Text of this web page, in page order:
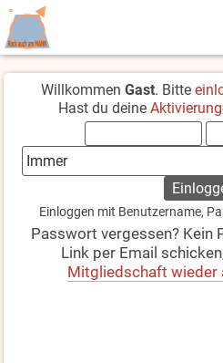
Willkommen Gast. Bitte
Hast du deine
Einloggen mit Benutzername,
Passwort vergessen? Kein
Link per Email
Mitgliedschaft wieder